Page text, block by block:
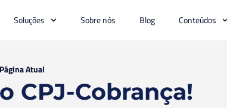
Soluções Sobre nós Blog Conteúdos
Página Atual
CPJ-Cobrança!